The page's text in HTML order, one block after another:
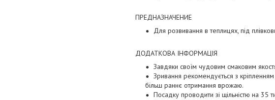
ПРЕДНАЗНАЧЕНИЕ
Для розвивання в теплицях, під
ДОДАТКОВА ІНФОРМАЦІЯ
Завдяки своїм чудовим смаковим
Зривання рекомендується з
більш раннє отримання врожаю.
Посадку проводити зі щільністю на 35